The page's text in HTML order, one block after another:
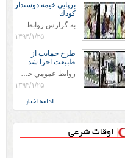
برپايي خيمه دوستدار
كودك
به گزارش روابط عمومي جمعيت هلال احمر شهرستان سرخس علاوه بر اجرای خدمات امدادی، راهنمایی های گردشگری و موقعیت های جغرافیایی و برپایی چادرهای سلامت به منظور سنجش رایگان فشار و قندخون مسافران، ، خيمه هايي.با عنوان دوستدار کودک تجهیزشده که دراین فضا کودکان مراجعه کننده از طریق نقاشی و سایر هنرهای تجسمی با مفاهیم جمعیت هلال احمر و اصول هفتگانه آن آشنا می شوند. به دليل حضور چشم گير كودكان و خانواده ها سعی شده در قالب های متناسب با سنین کودکان مراجعه کنند
۱۳۹۴/۱/۲۵
طرح حمايت از
طبيعت اجرا شد
روابط عمومي جمعيت هلال احمر سرخس جمعيت هلال احمر سرخس در روز طبيعت جوانان جمعيت هلال احمر سرخس در راستاي حفاظت و حمايت از محيط زيست با انگيزه داشتن طبيعت زيبا و بدون زباله و جهت فرهنگ سازي طرح حمايت از طبيعت را اجرا نمودند. اين طرح با رويكرد حمايتي و اموزشي در خصوص اشتي باطبيعت اجرا شد و در اين طرح 700 عدد كيسه زباله وبروشور در خروجي هاي شهر بين همشهريان و مسافرين نوروزي توزيع گرديد و در راه بازگشت كيسه هاي زباله توسط همشهريان به مامورين محترم شهرداري مستقر در ورودي شهر
۱۳۹۴/۱/۲۵
ادامه اخبار ...
اوقات شرعی